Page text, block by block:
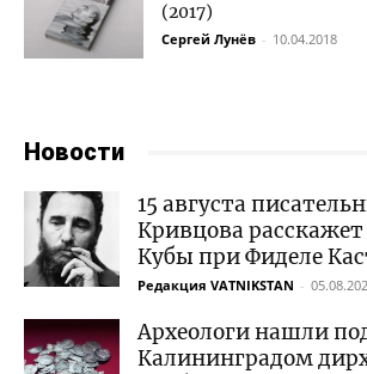
(2017)
Сергей Лунёв - 10.04.2018
Новости
15 августа
Кривцова
Кубы при Фиделе
Редакция VATNIKSTAN -
Археологи нашли
Калининградом